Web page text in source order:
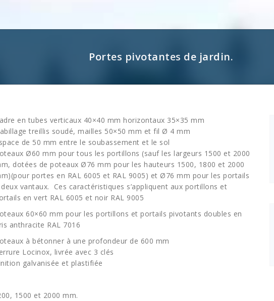
Portes pivotantes de jardin.
en tubes verticaux 40×40 mm horizontaux 35×35 mm
treillis soudé, mailles 50×50 mm et fil Ø 4 mm
de 50 mm entre le soubassement et le sol
Ø60 mm pour tous les portillons (sauf les largeurs 1500 et 2000
dotées de poteaux Ø76 mm pour les hauteurs 1500, 1800 et 2000
portes en RAL 6005 et RAL 9005) et Ø76 mm pour les portails
vantaux. Ces caractéristiques s’appliquent aux portillons et
en vert RAL 6005 et noir RAL 9005
60×60 mm pour les portillons et portails pivotants doubles en
anthracite RAL 7016
à bétonner à une profondeur de 600 mm
Locinox, livrée avec 3 clés
galvanisée et plastifiée
1500 et 2000 mm.